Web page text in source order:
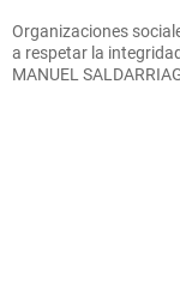
Organizaciones
a respetar la
MANUEL